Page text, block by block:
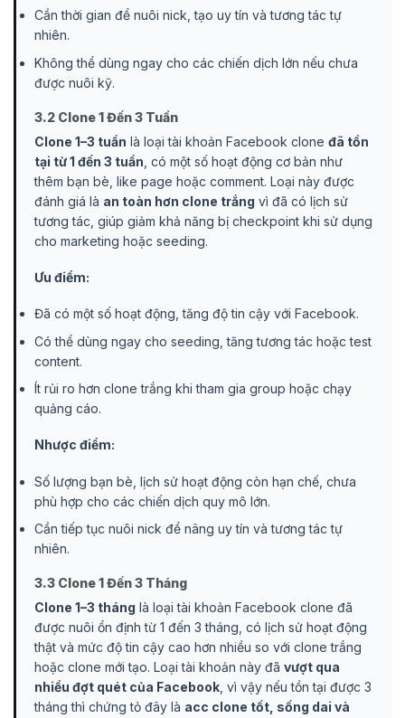
Cần thời gian để nuôi nick, tạo uy tín và tương tác tự
nhiên.
Không thể dùng ngay cho các chiến dịch lớn nếu chưa
được nuôi kỹ.
3.2 Clone 1 Đến 3 Tuần
Clone 1–3 tuần là loại tài khoản Facebook clone đã tồn
tại từ 1 đến 3 tuần , có một số hoạt động cơ bản như
thêm bạn bè, like page hoặc comment. Loại này được
đánh giá là an toàn hơn clone trắng vì đã có lịch sử
tương tác, giúp giảm khả năng bị checkpoint khi sử dụng
cho marketing hoặc seeding.
Ưu điểm:
Đã có một số hoạt động, tăng độ tin cậy với Facebook.
Có thể dùng ngay cho seeding, tăng tương tác hoặc test
content.
Ít rủi ro hơn clone trắng khi tham gia group hoặc chạy
quảng cáo.
Nhược điểm:
Số lượng bạn bè, lịch sử hoạt động còn hạn chế, chưa
phù hợp cho các chiến dịch quy mô lớn.
Cần tiếp tục nuôi nick để nâng uy tín và tương tác tự
nhiên.
3.3 Clone 1 Đến 3 Tháng
Clone 1–3 tháng là loại tài khoản Facebook clone đã
được nuôi ổn định từ 1 đến 3 tháng, có lịch sử hoạt động
thật và mức độ tin cậy cao hơn nhiều so với clone trắng
hoặc clone mới tạo. Loại tài khoản này đã vượt qua
nhiều đợt quét của Facebook , vì vậy nếu tồn tại được 3
tháng thì chứng tỏ đây là acc clone tốt, sống dai và